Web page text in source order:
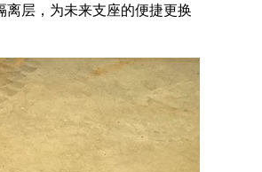
层，为未来支座的便捷更换